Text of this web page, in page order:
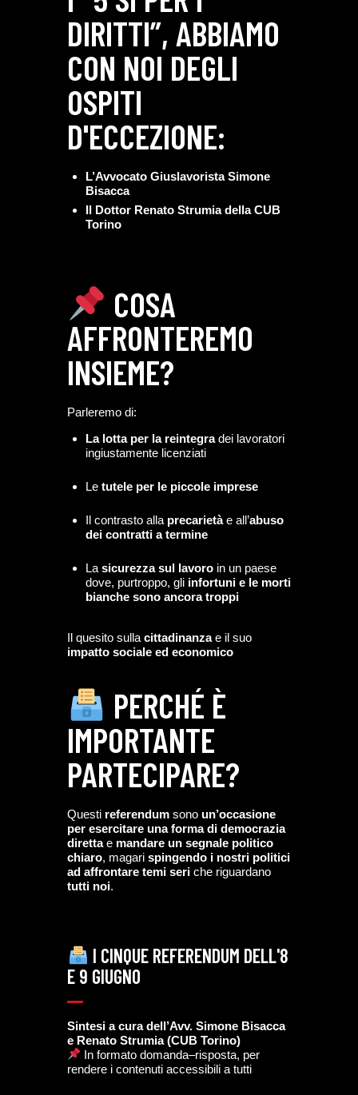
DIRITTI”, ABBIAMO
CON NOI DEGLI
OSPITI
D'ECCEZIONE:
L’Avvocato Giuslavorista Simone
Bisacca
Il Dottor Renato Strumia della CUB
Torino
COSA
AFFRONTEREMO
INSIEME?
Parleremo di:
La lotta per la reintegradei lavoratori
ingiustamente licenziati
Le tutele per le piccole imprese
Il contrasto alla precarietàe all’abuso
dei contratti a termine
La sicurezza sul lavoroin un paese
dove, purtroppo, gli infortuni e le morti
bianche sono ancora troppi
Il quesito sulla cittadinanzae il suo
impatto sociale ed economico
PERCHÉ È
IMPORTANTE
PARTECIPARE?
Questi referendum sono un’occasione
per esercitare una forma di democrazia
direttae mandare un segnale politico
chiaro, magari spingendo i nostri politici
ad affrontare temi seri che riguardano
tutti noi.
I CINQUE REFERENDUM DELL'8
E 9 GIUGNO
Sintesi a cura dell’Avv. Simone Bisacca
e Renato Strumia (CUB Torino)
In formato domanda–risposta, per
rendere i contenuti accessibili a tutti